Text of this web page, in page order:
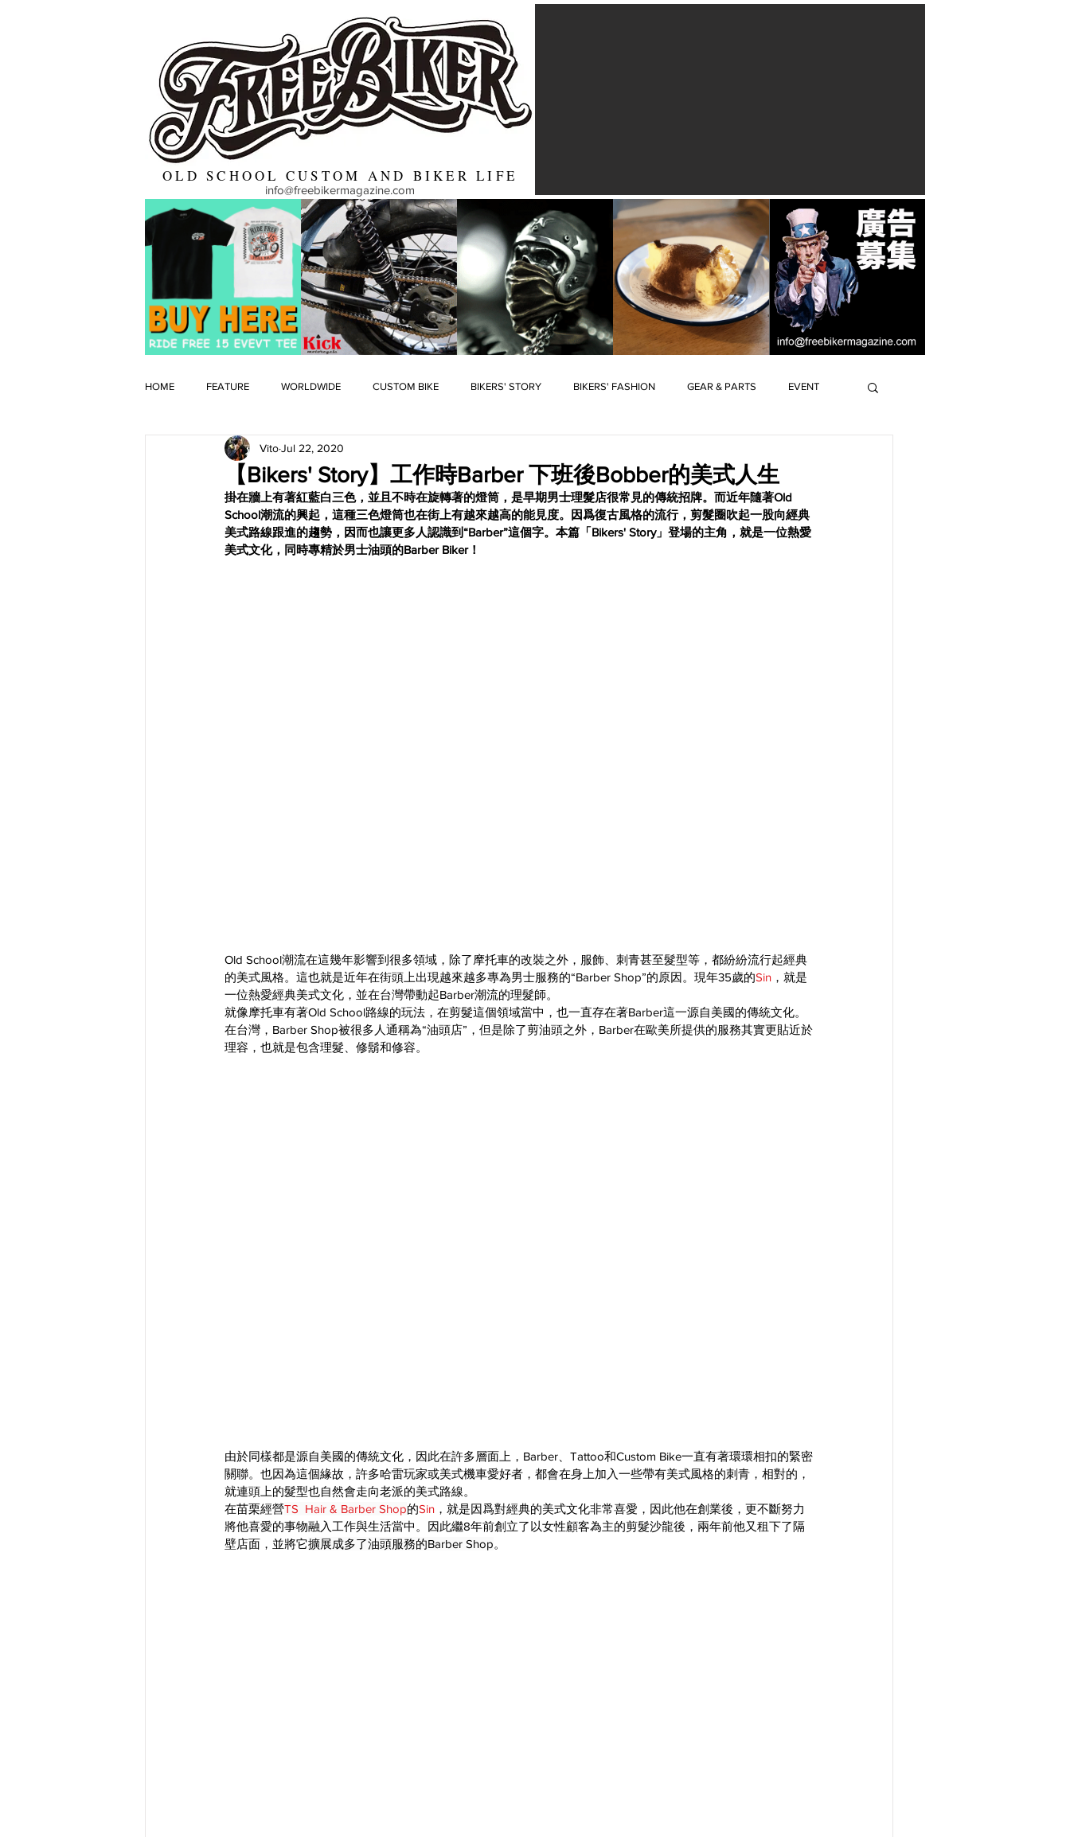
OLD SCHOOL CUSTOM AND BIKER LIFE
info@freebikermagazine.com
HOME FEATURE WORLDWIDE CUSTOM BIKE BIKERS' STORY BIKERS' FASHION GEAR & PARTS EVENT
OLD TIMER
【Bikers' Story】工作時Barber 下班後Bobber的美式人生
VitoJul 22, 2020
掛在牆上有著紅藍白三色，並且不時在旋轉著的燈筒，是早期男士理髮店很常見的傳統招牌。而近年隨著Old
School潮流的興起，這種三色燈筒也在街上有越來越高的能見度。因爲復古風格的流行，剪髮圈吹起一股向經典
美式路線跟進的趨勢，因而也讓更多人認識到“Barber”這個字。本篇「Bikers' Story」登場的主角，就是一位熱愛
美式文化，同時專精於男士油頭的Barber Biker！
Old School潮流在這幾年影響到很多領域，除了摩托車的改裝之外，服飾、刺青甚至髮型等，都紛紛流行起經典
的美式風格。這也就是近年在街頭上出現越來越多專為男士服務的“Barber Shop”的原因。現年35歲的Sin ，就是
一位熱愛經典美式文化，並在台灣帶動起Barber潮流的理髮師。
就像摩托車有著Old School路線的玩法，在剪髮這個領域當中，也一直存在著Barber這一源自美國的傳統文化。
在台灣，Barber Shop被很多人通稱為“油頭店”，但是除了剪油頭之外，Barber在歐美所提供的服務其實更貼近於
理容，也就是包含理髮、修鬍和修容。
由於同樣都是源自美國的傳統文化，因此在許多層面上，Barber、Tattoo和Custom Bike一直有著環環相扣的緊密
關聯。也因為這個緣故，許多哈雷玩家或美式機車愛好者，都會在身上加入一些帶有美式風格的刺青，相對的，
就連頭上的髮型也自然會走向老派的美式路線。
在苗栗經營TS  Hair & Barber Shop的Sin ，就是因爲對經典的美式文化非常喜愛，因此他在創業後，更不斷努力
將他喜愛的事物融入工作與生活當中。因此繼8年前創立了以女性顧客為主的剪髮沙龍後，兩年前他又租下了隔
壁店面，並將它擴展成多了油頭服務的Barber Shop。